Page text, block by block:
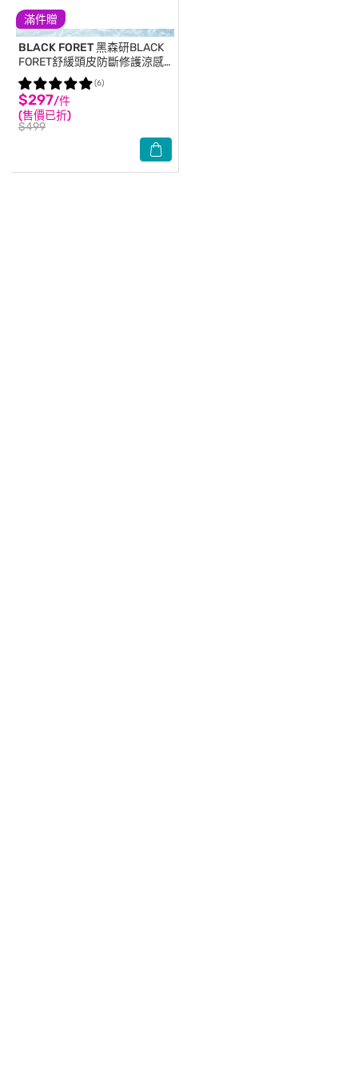
滿件贈
BLACK FORET黑森研BLACK
FORET舒緩頭皮防斷修護涼感
噴霧100ml
$297/件
(售價已折)
$499
(6)